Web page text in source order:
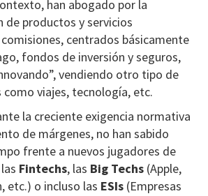
han abogado por la
de productos y servicios
centrados básicamente
fondos de inversión y seguros,
vendiendo otro tipo de
viajes, tecnología, etc.
la creciente exigencia normativa
de márgenes, no han sabido
frente a nuevos jugadores de
Fintechs, las Big Techs (Apple,
etc.) o incluso las ESIs (Empresas